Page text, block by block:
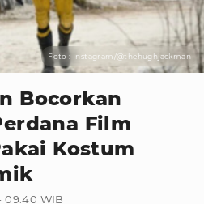
Foto : Instagram/@thehughjackman
Bocorkan
Film
Kostum
09:40 WIB